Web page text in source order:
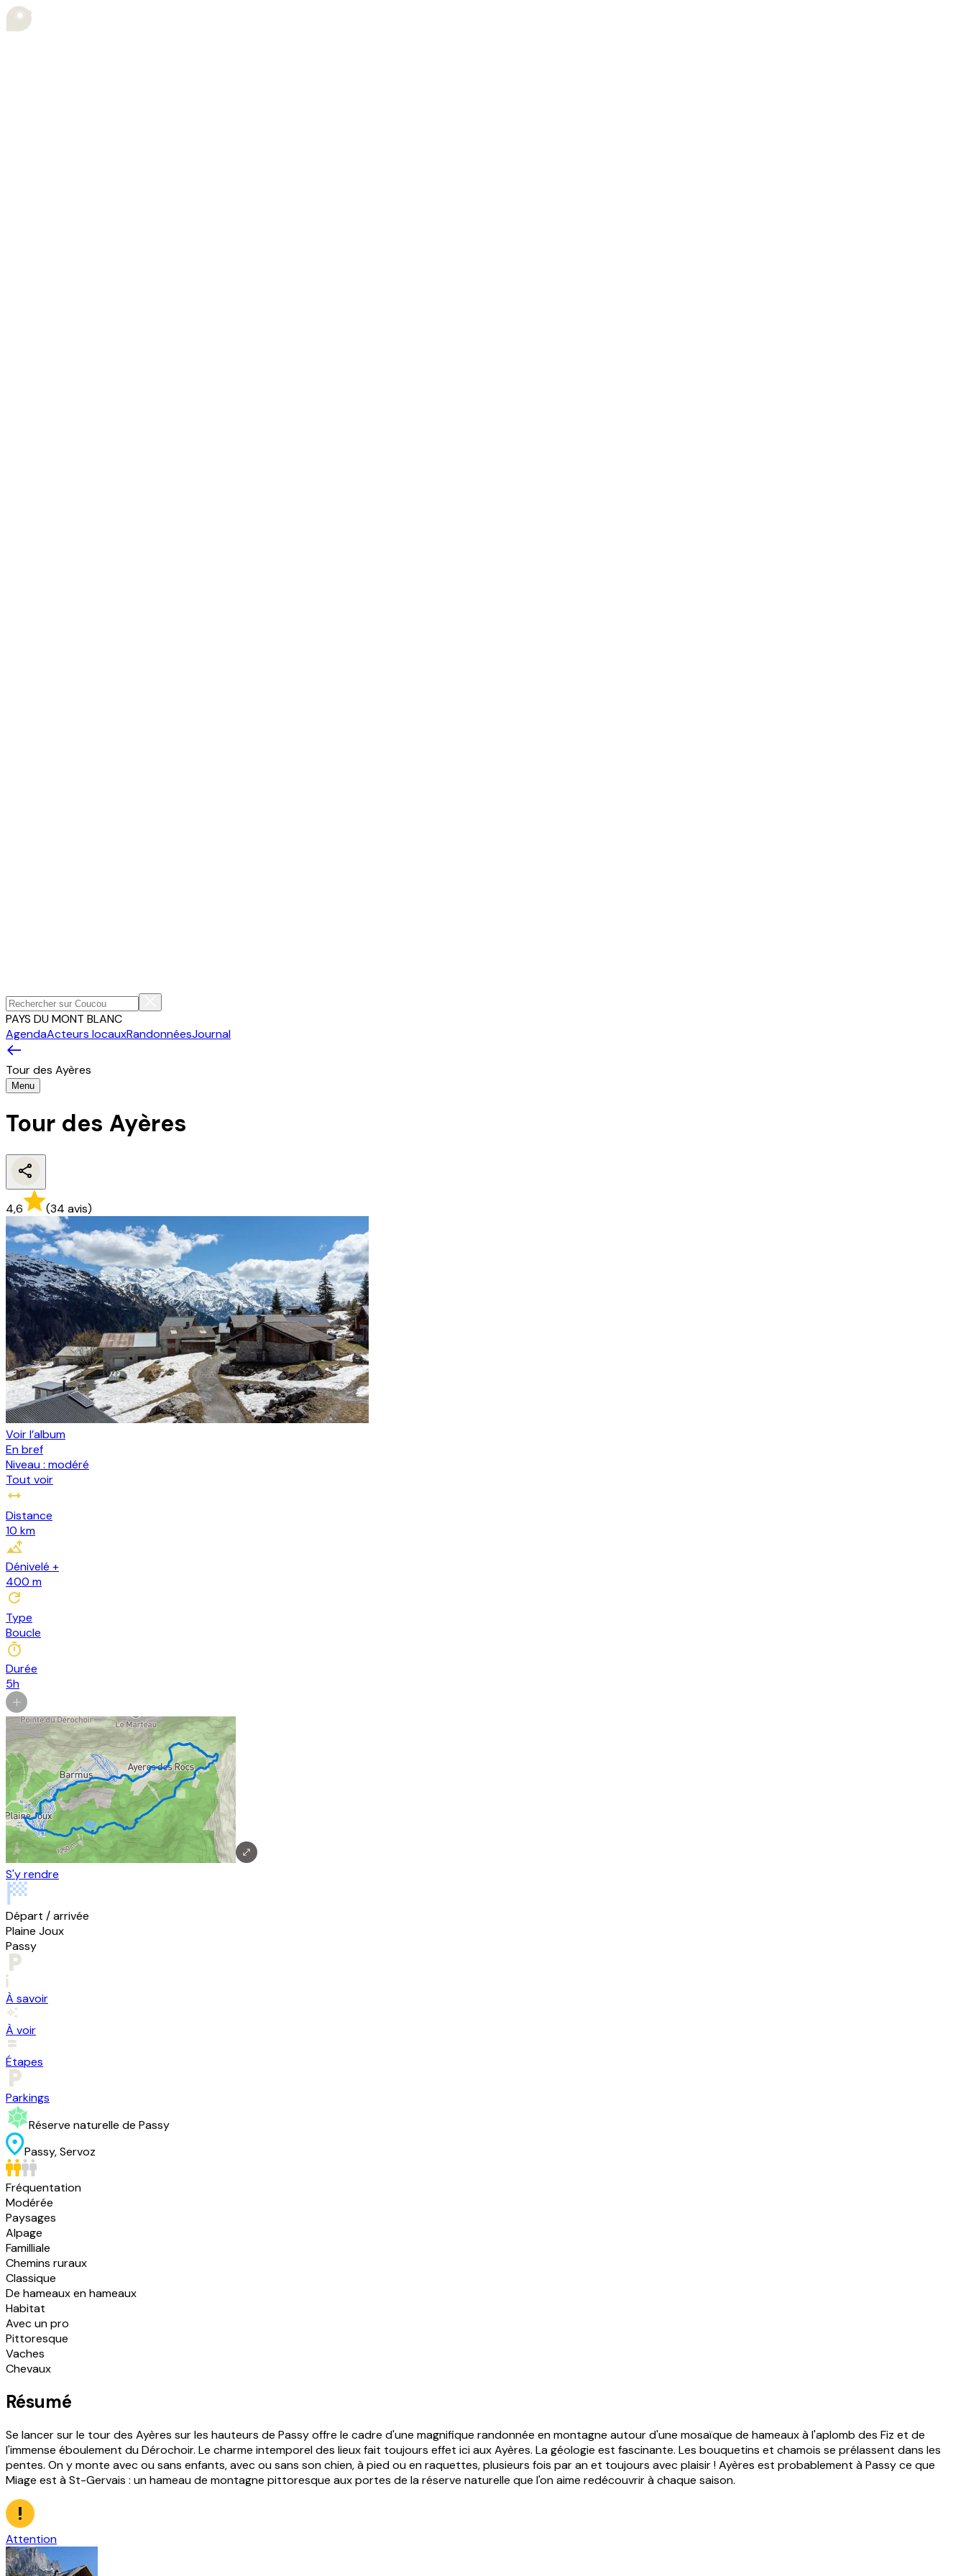
PAYS DU MONT BLANC
AgendaActeurs locauxRandonnéesJournal
Tour des Ayères
Menu
Tour des Ayères
4,6 (34 avis)
Voir l’album
En bref
Niveau : modéré
Tout voir
Distance
10 km
Dénivelé +
400 m
Type
Boucle
Durée
5h
S'y rendre
Départ / arrivée
Plaine Joux
Passy
À savoir
À voir
Étapes
Parkings
Réserve naturelle de Passy
Passy, Servoz
Fréquentation
Modérée
Paysages
Alpage
Familliale
Chemins ruraux
Classique
De hameaux en hameaux
Habitat
Avec un pro
Pittoresque
Vaches
Chevaux
Résumé
Se lancer sur le tour des Ayères sur les hauteurs de Passy offre le cadre d'une magnifique randonnée en montagne autour d'une mosaïque de hameaux à l'aplomb des Fiz et de
l'immense éboulement du Dérochoir. Le charme intemporel des lieux fait toujours effet ici aux Ayères. La géologie est fascinante. Les bouquetins et chamois se prélassent dans les
pentes. On y monte avec ou sans enfants, avec ou sans son chien, à pied ou en raquettes, plusieurs fois par an et toujours avec plaisir ! Ayères est probablement à Passy ce que
Miage est à St-Gervais : un hameau de montagne pittoresque aux portes de la réserve naturelle que l'on aime redécouvrir à chaque saison.
Attention